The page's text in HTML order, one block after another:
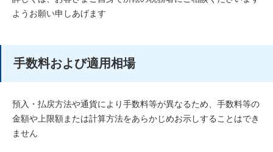
ようお願い申しあげます
手数料および適用相場
預入・払戻方法や通貨により手数料等が異なるため、手数料等の
金額や上限額または計算方法をあらかじめお示しすることはでき
ません